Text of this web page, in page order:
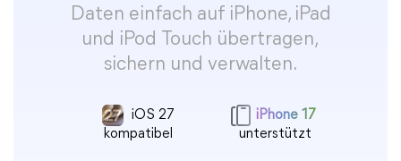
Daten einfach auf iPhone, iPad
und iPod Touch übertragen,
sichern und verwalten.
iOS 27
kompatibel
iPhone 17
unterstützt